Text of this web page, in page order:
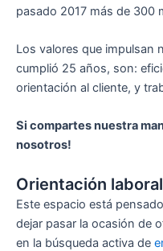
pasado 2017 más de 300
Los valores que impulsan
cumplió 25 años, son:
orientación al cliente, y
Si compartes nuestra
nosotros!
Orientación laboral
Este espacio está
dejar pasar la ocasión de
en la búsqueda activa de